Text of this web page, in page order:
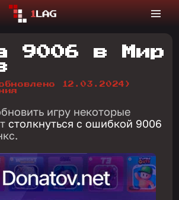
9006 в Мир
12.03.2024)
игру некоторые
столкнуться с ошибкой 9006